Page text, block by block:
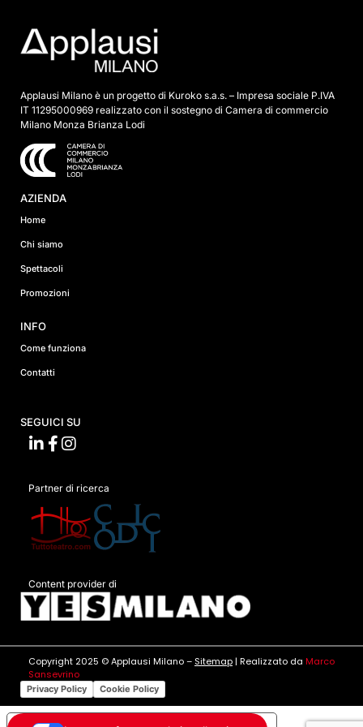
Applausi Milano è un progetto di Kuroko s.a.s. – Impresa sociale P.IVA
IT 11295000969 realizzato con il sostegno di Camera di commercio
Milano Monza Brianza Lodi
AZIENDA
Home
Chi siamo
Spettacoli
Promozioni
INFO
Come funziona
Contatti
SEGUICI SU
Partner di ricerca
Content provider di
Copyright 2025 © Applausi Milano – Sitemap| Realizzato da Marco
Sansevrino
Privacy Policy Cookie Policy